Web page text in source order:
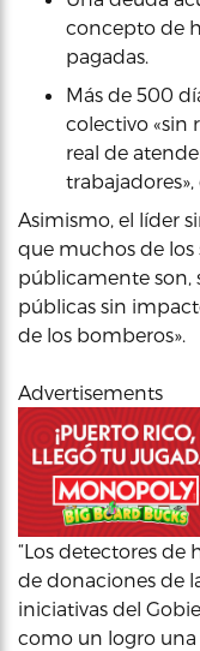
concepto de
pagadas.
Más de 500
colectivo «sin
real de
Asimismo, el líder
que muchos de los
públicamente son,
públicas sin
de los bomberos».
Advertisements
“Los detectores
de donaciones de
iniciativas del
como un logro una